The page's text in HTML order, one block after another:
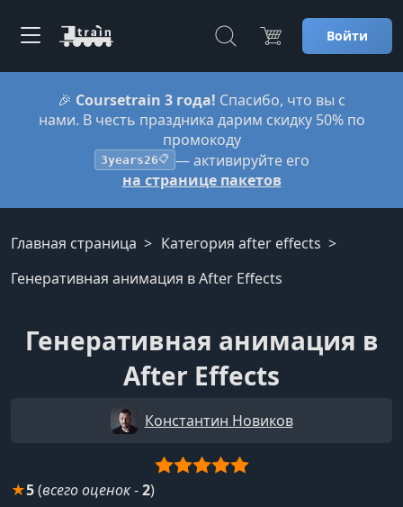
Войти
🎉 Coursetrain 3 года! Спасибо, что вы с
нами. В честь праздника дарим скидку 50% по
промокоду
3years26📋 — активируйте его
на странице пакетов
Главная страница
Категория after effects
Генеративная анимация в After Effects
Генеративная анимация в
After Effects
Константин Новиков
★5(всего оценок-2)